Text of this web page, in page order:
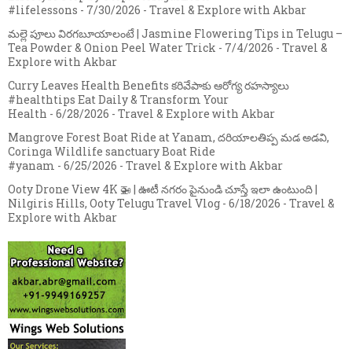
#lifelessons - 7/30/2026 - Travel & Explore with Akbar
మల్లె పూలు విరగబూయాలంటే | Jasmine Flowering Tips in Telugu –
Tea Powder & Onion Peel Water Trick - 7/4/2026 - Travel &
Explore with Akbar
Curry Leaves Health Benefits కరివేపాకు ఆరోగ్య రహస్యాలు
#healthtips Eat Daily & Transform Your
Health - 6/28/2026 - Travel & Explore with Akbar
Mangrove Forest Boat Ride at Yanam, దరియాలతిప్ప మడ అడవి,
Coringa Wildlife sanctuary Boat Ride
#yanam - 6/25/2026 - Travel & Explore with Akbar
Ooty Drone View 4K 🚁 | ఊటీ నగరం పైనుండి చూస్తే ఇలా ఉంటుంది |
Nilgiris Hills, Ooty Telugu Travel Vlog - 6/18/2026 - Travel &
Explore with Akbar